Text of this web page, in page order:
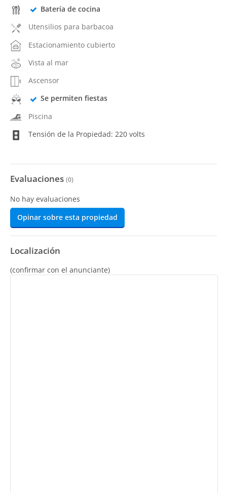
Batería de cocina
Utensilios para barbacoa
Estacionamiento cubierto
Vista al mar
Ascensor
Se permiten fiestas
Piscina
Tensión de la Propiedad: 220 volts
Evaluaciones (0)
No hay evaluaciones
Opinar sobre esta propiedad
Localización
(confirmar con el anunciante)